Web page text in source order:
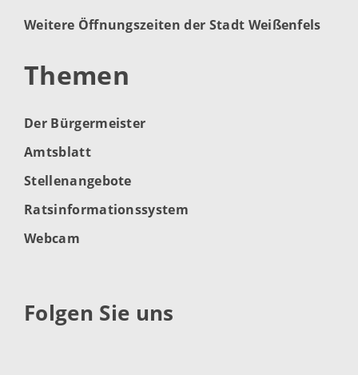
Weitere Öffnungszeiten der Stadt Weißenfels
Themen
Der Bürgermeister
Amtsblatt
Stellenangebote
Ratsinformationssystem
Webcam
Folgen Sie uns